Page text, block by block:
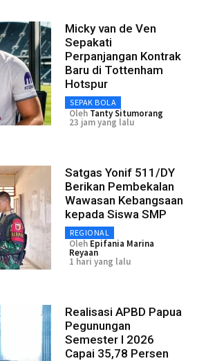
Micky van de Ven
Sepakati
Perpanjangan Kontrak
Baru di Tottenham
Hotspur
SEPAK BOLA
Oleh Tanty Situmorang
23 jam yang lalu
Satgas Yonif 511/DY
Berikan Pembekalan
Wawasan Kebangsaan
kepada Siswa SMP
REGIONAL
Oleh Epifania Marina
Reyaan
1 hari yang lalu
Realisasi APBD Papua
Pegunungan
Semester I 2026
Capai 35,78 Persen